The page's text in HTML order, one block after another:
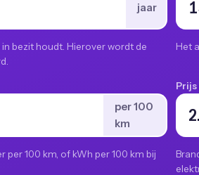
jaar
bezit houdt. Hierover wordt de
Het
per 100
km
per 100 km, of kWh per 100 km bij